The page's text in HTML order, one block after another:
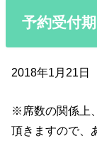
予約受付
2018年1月21日
※席数の関係上
頂きますので、